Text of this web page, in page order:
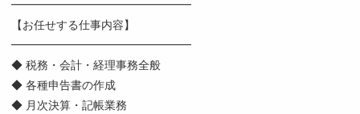
━━━━━━━━━━━━━━━━
【お任せする仕事内容】
━━━━━━━━━━━━━━━━
◆ 税務・会計・経理事務全般
◆ 各種申告書の作成
◆ 月次決算・記帳業務